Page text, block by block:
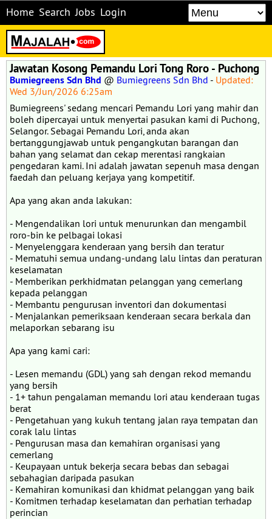
Home Search Jobs Login
Jawatan Kosong Pemandu Lori Tong Roro - Puchong
Bumiegreens Sdn Bhd @ Bumiegreens Sdn Bhd - Updated:
Wed 3/Jun/2026 6:25am
Bumiegreens' sedang mencari Pemandu Lori yang mahir dan
boleh dipercayai untuk menyertai pasukan kami di Puchong,
Selangor. Sebagai Pemandu Lori, anda akan
bertanggungjawab untuk pengangkutan barangan dan
bahan yang selamat dan cekap merentasi rangkaian
pengedaran kami. Ini adalah jawatan sepenuh masa dengan
faedah dan peluang kerjaya yang kompetitif.
Apa yang akan anda lakukan:
- Mengendalikan lori untuk menurunkan dan mengambil
roro-bin ke pelbagai lokasi
- Menyelenggara kenderaan yang bersih dan teratur
- Mematuhi semua undang-undang lalu lintas dan peraturan
keselamatan
- Memberikan perkhidmatan pelanggan yang cemerlang
kepada pelanggan
- Membantu pengurusan inventori dan dokumentasi
- Menjalankan pemeriksaan kenderaan secara berkala dan
melaporkan sebarang isu
Apa yang kami cari:
- Lesen memandu (GDL) yang sah dengan rekod memandu
yang bersih
- 1+ tahun pengalaman memandu lori atau kenderaan tugas
berat
- Pengetahuan yang kukuh tentang jalan raya tempatan dan
corak lalu lintas
- Pengurusan masa dan kemahiran organisasi yang
cemerlang
- Keupayaan untuk bekerja secara bebas dan sebagai
sebahagian daripada pasukan
- Kemahiran komunikasi dan khidmat pelanggan yang baik
- Komitmen terhadap keselamatan dan perhatian terhadap
perincian